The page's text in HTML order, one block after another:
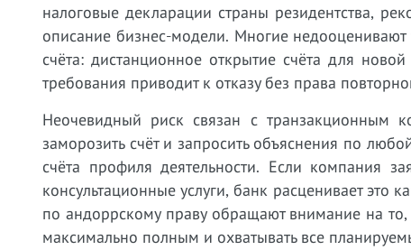
налоговые декларации страны резидентства,
описание бизнес-модели. Многие
счёта: дистанционное открытие счёта для
требования приводит к отказу без права
Неочевидный риск связан с транзакционным
заморозить счёт и запросить объяснения по
счёта профиля деятельности. Если компания
консультационные услуги, банк расценивает это
по андоррскому праву обращают внимание на
максимально полным и охватывать все